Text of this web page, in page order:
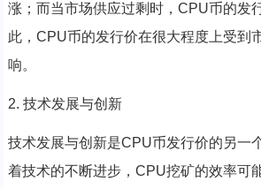
涨；而当市场供应过剩时，CPU币的发
此，CPU币的发行价在很大程度上受到
响。
2. 技术发展与创新
技术发展与创新是CPU币发行价的另一
着技术的不断进步，CPU挖矿的效率可